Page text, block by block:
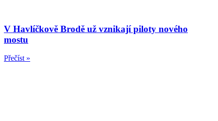
V Havlíčkově Brodě už vznikají piloty nového
mostu
Přečíst »